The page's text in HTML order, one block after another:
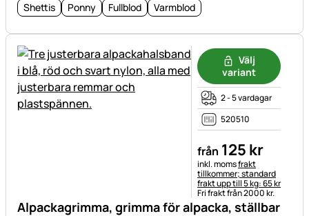
Shettis Ponny Fullblod Varmblod
Alpackagrimma, grimma för alpacka, ställbar
Välj
variant
2 - 5 vardagar
520510
från 125 kr
Skatteinformation:
inkl. momsfrakt
tillkommer; standard
frakt upp till 5 kg: 65 kr
Fri frakt från 2000 kr.